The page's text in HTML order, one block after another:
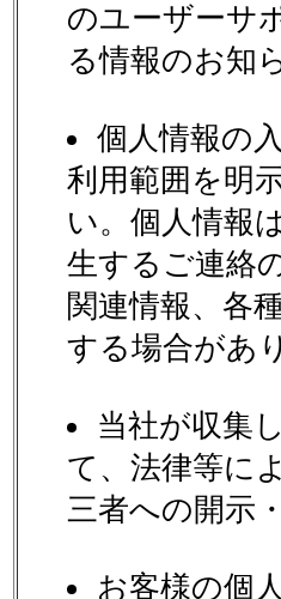
のユーザーサ
る情報のお知
個人情報の
利用範囲を明
い。個人情報
生するご連絡
関連情報、各
する場合があ
当社が収集
て、法律等に
三者への開示
お客様の個